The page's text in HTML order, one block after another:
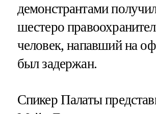
демонстрантами
шестеро
человек, напавший на
был задержан.
Спикер Палаты